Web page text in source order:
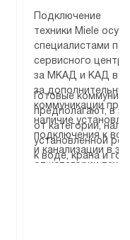
Подключение
техники Miele
специалистами
сервисного
за МКАД и КАД
за
коммуникации
наличие
подключения к
и канализации в
от категории
Готовые
предполагают, в
от категории,
установленной
к воде, крана и